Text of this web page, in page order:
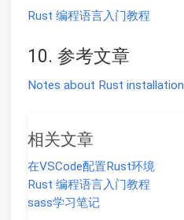
Rust 编程语言入门教程
10. 参考文章
Notes about Rust installation
相关文章
在VSCode配置Rust环境
Rust 编程语言入门教程
sass学习笔记